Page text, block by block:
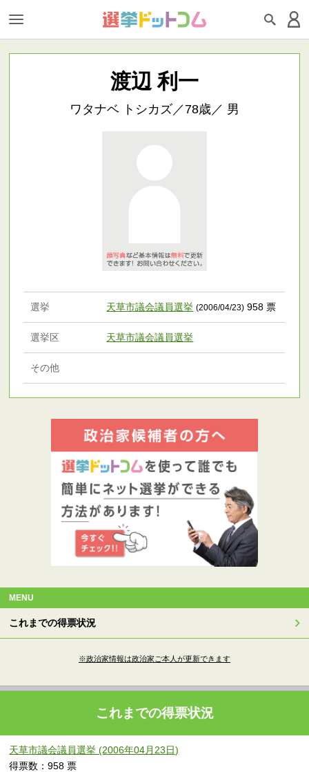
渡辺 利一
ワタナベ トシカズ／78歳／ 男
選挙 天草市議会議員選挙 (2006/04/23) 958 票
選挙区 天草市議会議員選挙
その他
MENU
これまでの得票状況
※政治家情報は政治家ご本人が更新できます
これまでの得票状況
天草市議会議員選挙 (2006年04月23日)
得票数：958 票